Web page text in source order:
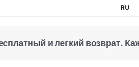
RU
и легкий возврат.